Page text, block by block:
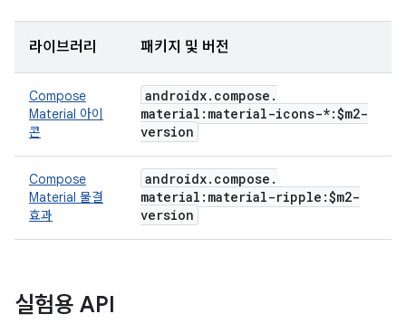
라이브러리 패키지 및 버전
Compose
Material 아이
콘
androidx. compose .
material:material-icons-*:$m2-
version
Compose
Material 물결
효과
androidx. compose .
material:material-ripple:$m2-
version
실험용 API